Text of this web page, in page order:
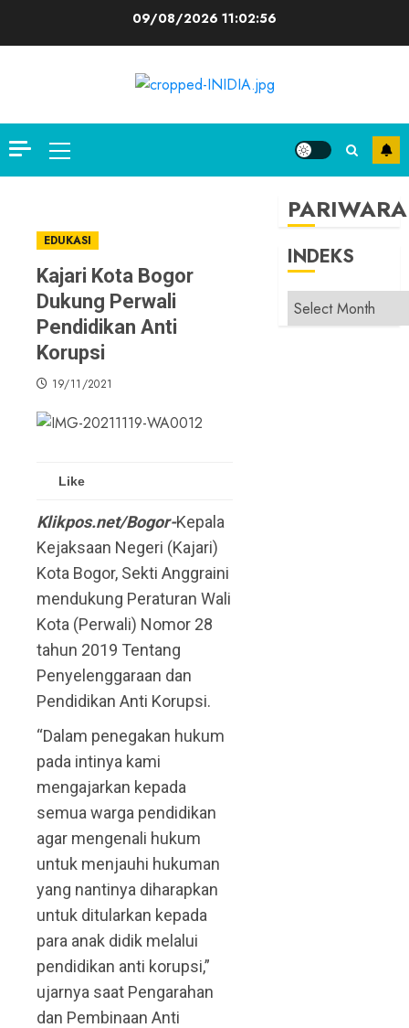
09/08/2026 11:02:56
Primary
Menu
EDUKASI
Kajari Kota Bogor
Dukung Perwali
Pendidikan Anti
Korupsi
19/11/2021
Like
Klikpos.net/Bogor-Kepala
Kejaksaan Negeri (Kajari)
Kota Bogor, Sekti Anggraini
mendukung Peraturan Wali
Kota (Perwali) Nomor 28
tahun 2019 Tentang
Penyelenggaraan dan
Pendidikan Anti Korupsi.
“Dalam penegakan hukum
pada intinya kami
mengajarkan kepada
semua warga pendidikan
agar mengenali hukum
untuk menjauhi hukuman
yang nantinya diharapkan
untuk ditularkan kepada
para anak didik melalui
pendidikan anti korupsi,”
ujarnya saat Pengarahan
dan Pembinaan Anti
PARIWARA
INDEKS
INDEKS